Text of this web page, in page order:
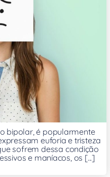
bipolar, é popularmente
euforia e tristeza
sofrem dessa condição
e maníacos, os [...]